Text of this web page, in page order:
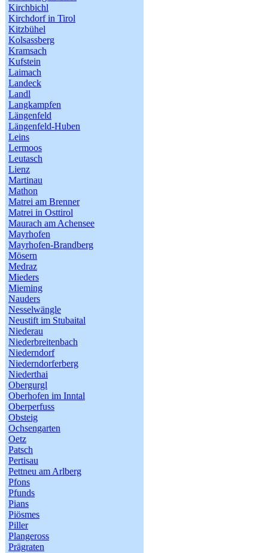
Kirchbichl
Kirchdorf in Tirol
Kitzbühel
Kolsassberg
Kramsach
Kufstein
Laimach
Landeck
Landl
Langkampfen
Längenfeld
Längenfeld-Huben
Leins
Lermoos
Leutasch
Lienz
Martinau
Mathon
Matrei am Brenner
Matrei in Osttirol
Maurach am Achensee
Mayrhofen
Mayrhofen-Brandberg
Mösern
Medraz
Mieders
Mieming
Nauders
Nesselwängle
Neustift im Stubaital
Niederau
Niederbreitenbach
Niederndorf
Niederndorferberg
Niederthai
Obergurgl
Oberhofen im Inntal
Oberperfuss
Obsteig
Ochsengarten
Oetz
Patsch
Pertisau
Pettneu am Arlberg
Pfons
Pfunds
Pians
Piösmes
Piller
Plangeross
Prägraten